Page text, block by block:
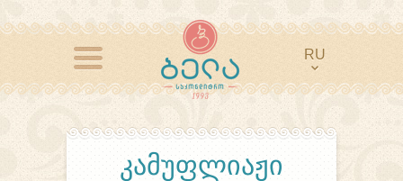
RU
ᲙᲐᲛᲣᲤᲚᲘᲐᲟᲘ